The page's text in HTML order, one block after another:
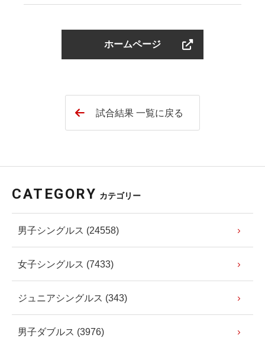
ホームページ
試合結果 一覧に戻る
CATEGORY カテゴリー
男子シングルス (24558)
女子シングルス (7433)
ジュニアシングルス (343)
男子ダブルス (3976)